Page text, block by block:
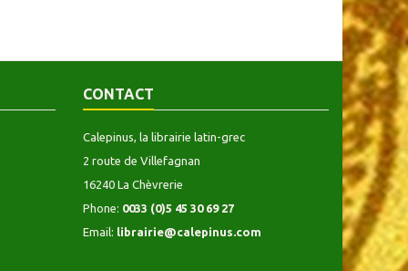
CONTACT
Calepinus, la librairie latin-grec
2 route de Villefagnan
16240 La Chèvrerie
Phone: 0033 (0)5 45 30 69 27
Email: librairie@calepinus.com